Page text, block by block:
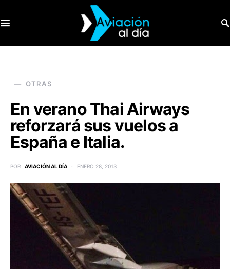
OTRAS
En verano Thai Airways
reforzará sus vuelos a
España e Italia.
POR AVIACIÓN AL DÍA ENERO 28, 2013